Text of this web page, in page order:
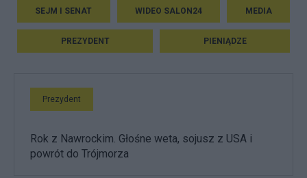
SEJM I SENAT WIDEO SALON24 MEDIA
PREZYDENT PIENIĄDZE
Prezydent
Rok z Nawrockim. Głośne weta, sojusz z USA i
powrót do Trójmorza